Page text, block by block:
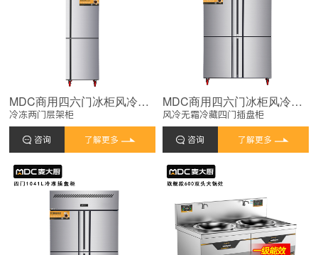
MDC商用四六门冰柜风冷无霜冷冻层架款两门冰柜
冷冻两门层架柜
咨询 了解更多
MDC商用四六门冰柜风冷无霜冷藏插盘款四门冰柜
风冷无霜冷藏四门插盘柜
咨询 了解更多